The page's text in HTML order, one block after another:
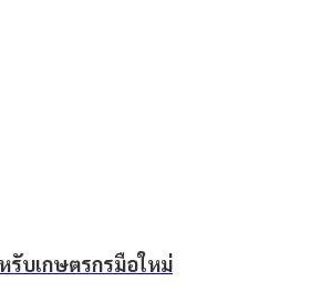
รับเกษตรกรมือใหม่